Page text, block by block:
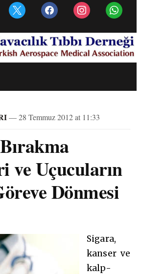
— 28 Temmuz 2012 at 11:33
ve Uçucuların
Dönmesi
Sigara,
kanser ve
kalp-